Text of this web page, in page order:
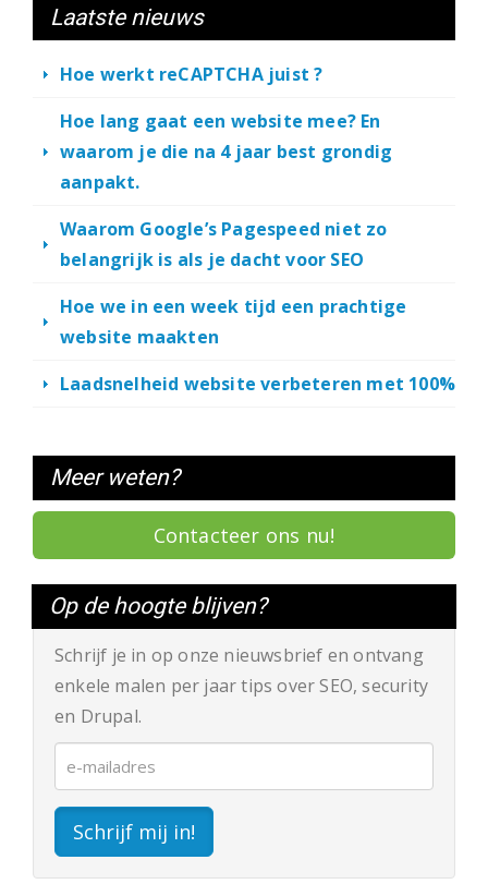
Laatste nieuws
Hoe werkt reCAPTCHA juist ?
Hoe lang gaat een website mee? En
waarom je die na 4 jaar best grondig
aanpakt.
Waarom Google’s Pagespeed niet zo
belangrijk is als je dacht voor SEO
Hoe we in een week tijd een prachtige
website maakten
Laadsnelheid website verbeteren met 100%
Meer weten?
Contacteer ons nu!
Op de hoogte blijven?
Schrijf je in op onze nieuwsbrief en ontvang
enkele malen per jaar tips over SEO, security
en Drupal.
Schrijf mij in!